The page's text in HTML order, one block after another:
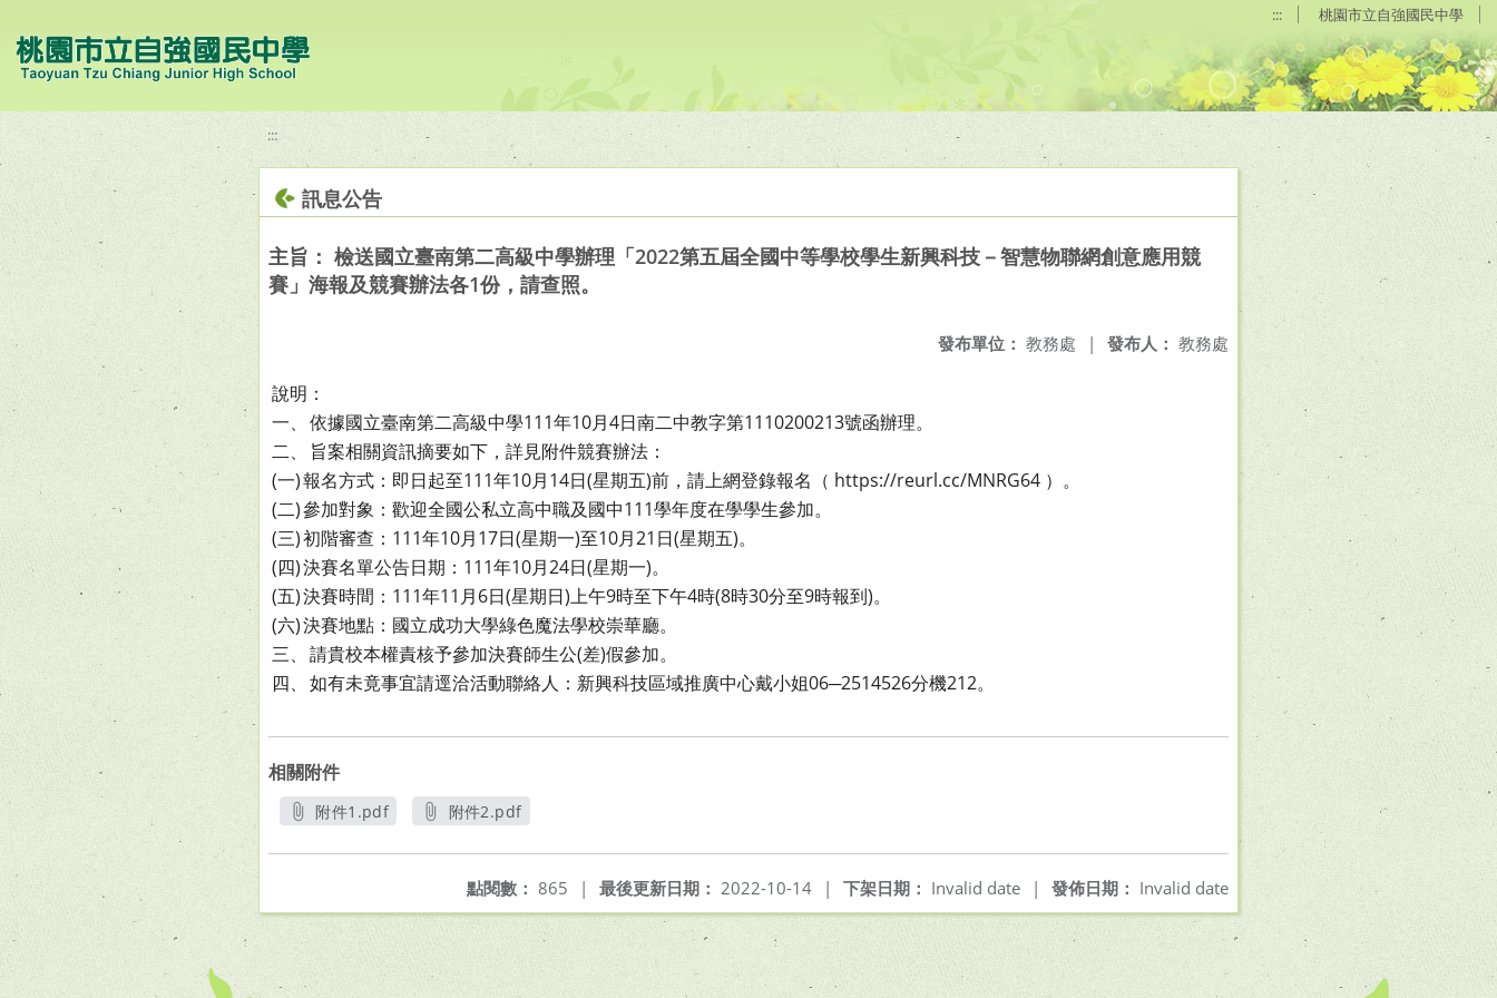
::: 桃園市立自強國民中學
:::
訊息公告
主旨： 檢送國立臺南第二高級中學辦理「2022第五屆全國中等學校學生新興科技－智慧物聯網創意應用競
賽」海報及競賽辦法各1份，請查照。
發布人： 教務處
發布單位： 教務處 |
說明：
一、 依據國立臺南第二高級中學111年10月4日南二中教字第1110200213號函辦理。
二、
旨案相關資訊摘要如下，詳見附件競賽辦法：
(一)報名方式：即日起至111年10月14日(星期五)前，請上網登錄報名（ https://reurl.cc/MNRG64 ）。
(二)參加對象：歡迎全國公私立高中職及國中111學年度在學學生參加。
(三)初階審查：111年10月17日(星期一)至10月21日(星期五)。
(四)決賽名單公告日期：111年10月24日(星期一)。
(五)決賽時間：111年11月6日(星期日)上午9時至下午4時(8時30分至9時報到)。
(六)決賽地點：國立成功大學綠色魔法學校崇華廳。
三、 請貴校本權責核予參加決賽師生公(差)假參加。
四、 如有未竟事宜請逕洽活動聯絡人：新興科技區域推廣中心戴小姐06─2514526分機212。
相關附件
附件1.pdf
附件2.pdf
發佈日期： Invalid date
下架日期： Invalid date |
最後更新日期： 2022-10-14 |
點閱數： 865 |